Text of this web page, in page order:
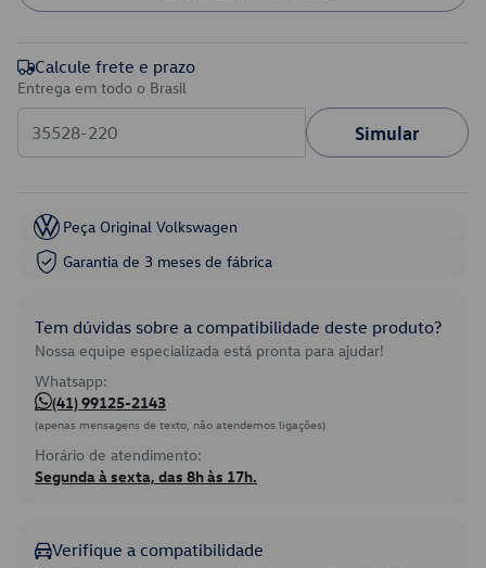
Calcule frete e prazo
Entrega em todo o Brasil
Simular
Peça Original Volkswagen
Garantia de 3 meses de fábrica
Tem dúvidas sobre a compatibilidade deste produto?
Nossa equipe especializada está pronta para ajudar!
Whatsapp:
(41) 99125-2143
(apenas mensagens de texto, não atendemos ligações)
Horário de atendimento:
Segunda à sexta, das 8h às 17h.
Verifique a compatibilidade